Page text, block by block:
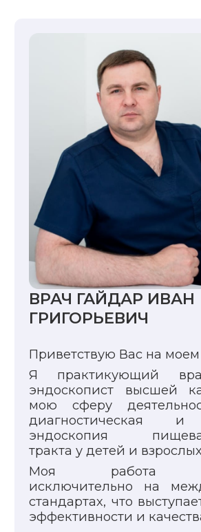
ВРАЧ ГАЙДАР ИВАН
ГРИГОРЬЕВИЧ
Приветствую Вас на моем
Я практикующий
эндоскопист высшей
мою сферу
диагностическая и
эндоскопия
тракта у детей и
Моя работа
исключительно на
стандартах, что
эффективности и